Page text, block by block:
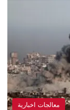
معالجات اخبارية